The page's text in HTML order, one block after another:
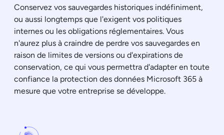
Conservez vos sauvegardes historiques indéfiniment,
ou aussi longtemps que l'exigent vos politiques
internes ou les obligations réglementaires. Vous
n'aurez plus à craindre de perdre vos sauvegardes en
raison de limites de versions ou d'expirations de
conservation, ce qui vous permettra d'adapter en toute
confiance la protection des données Microsoft 365 à
mesure que votre entreprise se développe.